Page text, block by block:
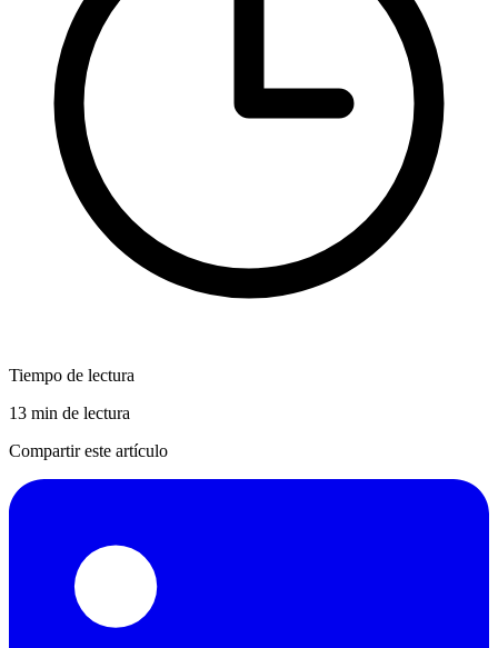
Tiempo de lectura
13 min de lectura
Compartir este artículo